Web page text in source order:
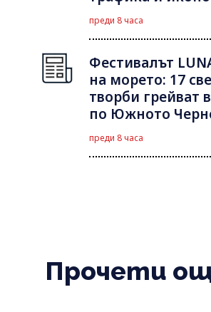
преди 8 часа
Фестивалът
на морето: 17
творби грейват
по Южното
преди 8 часа
Прочети